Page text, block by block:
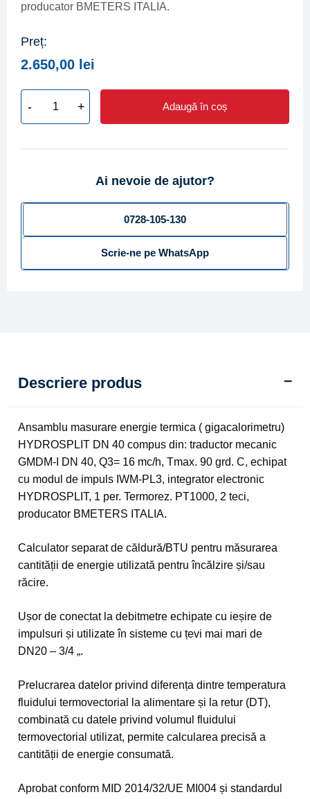
producator BMETERS ITALIA.
Preț:
2.650,00 lei
-
Cantitate
HYDROSPLIT
40
traductor
16
Tmax.
90
grd.
C
+ Adaugă în coș
Ai nevoie de ajutor?
0728-105-130
Scrie-ne pe WhatsApp
Descriere produs
Ansamblu masurare energie termica ( gigacalorimetru)
HYDROSPLIT DN 40 compus din: traductor mecanic
GMDM-I DN 40, Q3= 16 mc/h, Tmax. 90 grd. C, echipat
cu modul de impuls IWM-PL3, integrator electronic
HYDROSPLIT, 1 per. Termorez. PT1000, 2 teci,
producator BMETERS ITALIA.
Calculator separat de căldură/BTU pentru măsurarea
cantității de energie utilizată pentru încălzire și/sau
răcire.
Ușor de conectat la debitmetre echipate cu ieșire de
impulsuri și utilizate în sisteme cu țevi mai mari de
DN20 – 3/4 „.
Prelucrarea datelor privind diferența dintre temperatura
fluidului termovectorial la alimentare și la retur (DT),
combinată cu datele privind volumul fluidului
termovectorial utilizat, permite calcularea precisă a
cantității de energie consumată.
Aprobat conform MID 2014/32/UE MI004 și standardul